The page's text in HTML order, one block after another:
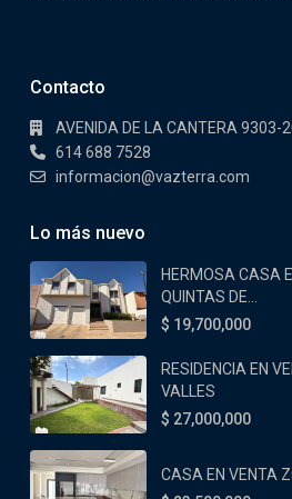
Contacto
AVENIDA DE LA CANTERA 9303-
614 688 7528
informacion@vazterra.com
Lo más nuevo
HERMOSA CASA
QUINTAS DE...
$ 19,700,000
RESIDENCIA EN
VALLES
$ 27,000,000
CASA EN VENTA